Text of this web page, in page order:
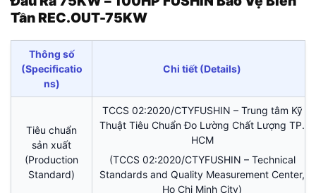
Tần REC.OUT-75KW
Thông số
(Specificatio
ns)
Chi tiết (Details)
Tiêu chuẩn
sản xuất
(Production
Standard)
TCCS 02:2020/CTYFUSHIN – Trung tâm Kỹ
Thuật Tiêu Chuẩn Đo Lường Chất Lượng TP.
HCM
(TCCS 02:2020/CTYFUSHIN – Technical
Standards and Quality Measurement Center,
Ho Chi Minh City)